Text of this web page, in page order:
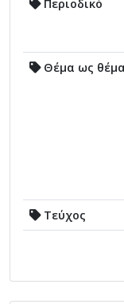
Περιοδικό
Θέμα ως θέμα
Τεύχος